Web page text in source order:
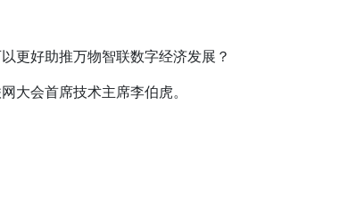
更好助推万物智联数字经济发展？
大会首席技术主席李伯虎。